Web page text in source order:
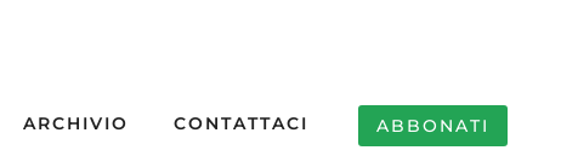
ARCHIVIO CONTATTACI ABBONATI